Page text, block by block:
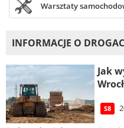
Warsztaty
INFORMACJE O
Jak
S8